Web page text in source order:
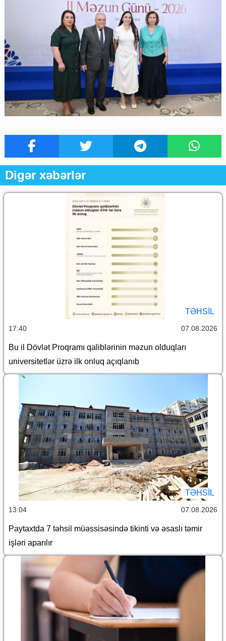
Digər xəbərlər
TƏHSIL
17:40 07.08.2026
Bu il Dövlət Proqramı qaliblərinin məzun olduqları
universitetlər üzrə ilk onluq açıqlanıb
TƏHSIL
13:04 07.08.2026
Paytaxtda 7 təhsil müəssisəsində tikinti və əsaslı təmir
işləri aparılır